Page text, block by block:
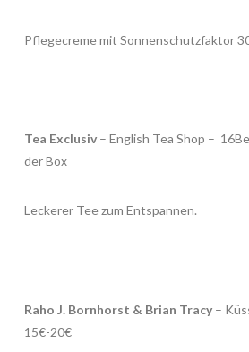
Pflegecreme mit Sonnenschutzfaktor
Tea Exclusiv– English Tea Shop –
der Box
Leckerer Tee zum Entspannen.
Raho J. Bornhorst & Brian Tracy–
15€-20€